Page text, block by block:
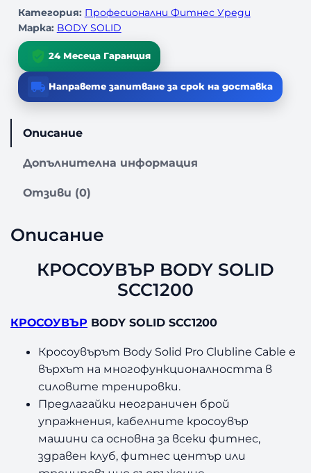
з
а
Р
О
С
О
В
O
S
C
Категория: Професионални Фитнес Уреди
Марка: BODY SOLID
24 Месеца Гаранция
Направете запитване за срок на доставка
Описание
Допълнителна информация
Отзиви (0)
Описание
КРОСОУВЪР BODY SOLID
SCC1200
КРОСОУВЪР BODY SOLID SCC1200
Кросоувърът Body Solid Pro Clubline Cable е
върхът на многофункционалността в
силовите тренировки.
Предлагайки неограничен брой
упражнения, кабелните кросоувър
машини са основна за всеки фитнес,
здравен клуб, фитнес център или